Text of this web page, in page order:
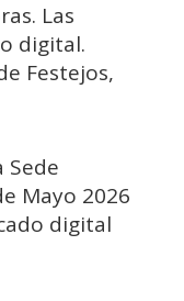
Las
digital.
Festejos,
Sede
Mayo 2026
digital